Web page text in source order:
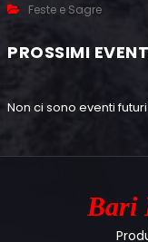
Feste e Sagre
PROSSIMI
Non ci sono eventi futuri
Bari